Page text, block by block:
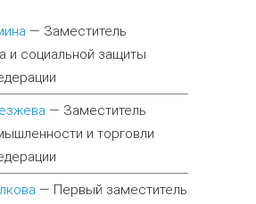
— Заместитель
и социальной защиты
— Заместитель
и торговли
— Первый заместитель